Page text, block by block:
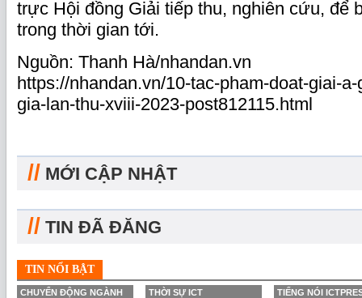
trực Hội đồng Giải tiếp thu, nghiên cứu, để
trong thời gian tới.
Nguồn: Thanh Hà/nhandan.vn
https://nhandan.vn/10-tac-pham-doat-giai-
gia-lan-thu-xviii-2023-post812115.html
// MỚI CẬP NHẬT
// TIN ĐÃ ĐĂNG
TIN NỔI BẬT
CHUYỂN ĐỘNG NGÀNH THỜI SỰ ICT TIẾNG NÓI